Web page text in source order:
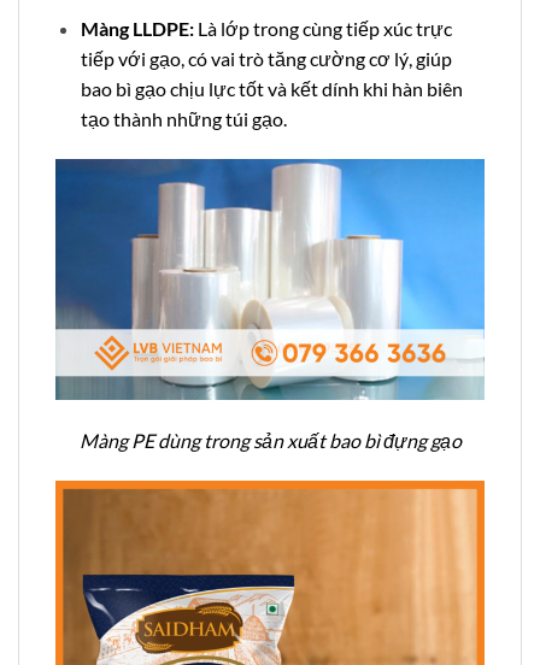
Màng LLDPE:Là lớp trong cùng tiếp xúc trực
tiếp với gạo, có vai trò tăng cường cơ lý, giúp
bao bì gạo chịu lực tốt và kết dính khi hàn biên
tạo thành những túi gạo.
Màng PE dùng trong sản xuất bao bì đựng gạo